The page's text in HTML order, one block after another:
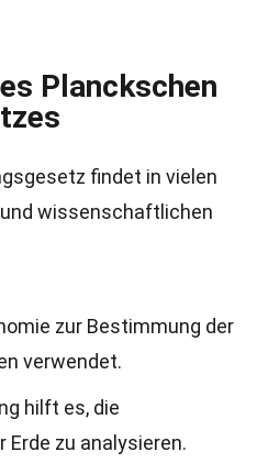
Planckschen
findet in vielen
wissenschaftlichen
zur Bestimmung der
verwendet.
hilft es, die
Erde zu analysieren.